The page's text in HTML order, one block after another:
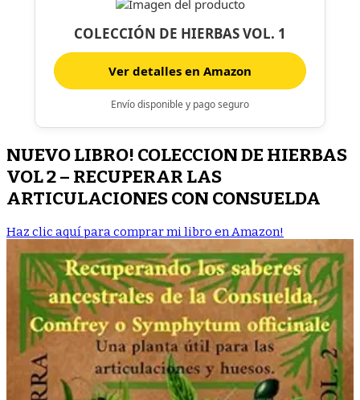
COLECCIÓN DE HIERBAS VOL. 1
Ver detalles en Amazon
Envío disponible y pago seguro
NUEVO LIBRO! COLECCION DE HIERBAS
VOL 2 – RECUPERAR LAS
ARTICULACIONES CON CONSUELDA
Haz clic aquí para comprar mi libro en Amazon!